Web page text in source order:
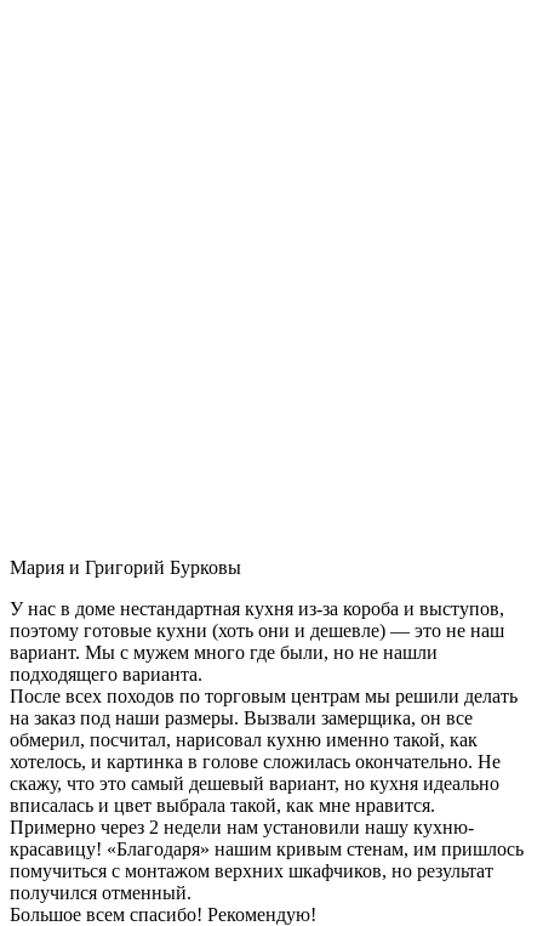
Мария и Григорий Бурковы
У нас в доме нестандартная кухня из-за короба и выступов,
поэтому готовые кухни (хоть они и дешевле) — это не наш
вариант. Мы с мужем много где были, но не нашли
подходящего варианта.
После всех походов по торговым центрам мы решили делать
на заказ под наши размеры. Вызвали замерщика, он все
обмерил, посчитал, нарисовал кухню именно такой, как
хотелось, и картинка в голове сложилась окончательно. Не
скажу, что это самый дешевый вариант, но кухня идеально
вписалась и цвет выбрала такой, как мне нравится.
Примерно через 2 недели нам установили нашу кухню-
красавицу! «Благодаря» нашим кривым стенам, им пришлось
помучиться с монтажом верхних шкафчиков, но результат
получился отменный.
Большое всем спасибо! Рекомендую!